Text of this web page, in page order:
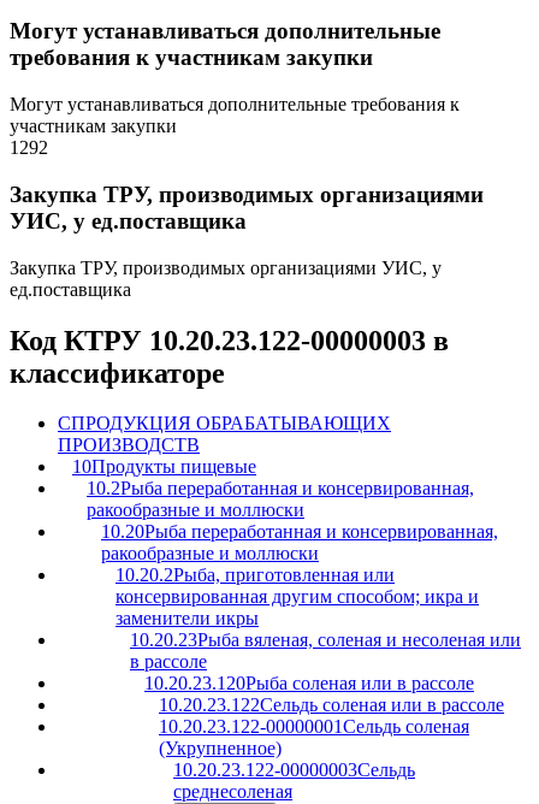
Могут устанавливаться дополнительные
требования к участникам закупки
Могут устанавливаться дополнительные требования к
участникам закупки
1292
Закупка ТРУ, производимых организациями
УИС, у ед.поставщика
Закупка ТРУ, производимых организациями УИС, у
ед.поставщика
Код КТРУ 10.20.23.122-00000003 в
классификаторе
CПРОДУКЦИЯ ОБРАБАТЫВАЮЩИХ
ПРОИЗВОДСТВ
10Продукты пищевые
10.2Рыба переработанная и консервированная,
ракообразные и моллюски
10.20Рыба переработанная и консервированная,
ракообразные и моллюски
10.20.2Рыба, приготовленная или
консервированная другим способом; икра и
заменители икры
10.20.23Рыба вяленая, соленая и несоленая или
в рассоле
10.20.23.120Рыба соленая или в рассоле
10.20.23.122Сельдь соленая или в рассоле
10.20.23.122-00000001Сельдь соленая
(Укрупненное)
10.20.23.122-00000003Сельдь
среднесоленая